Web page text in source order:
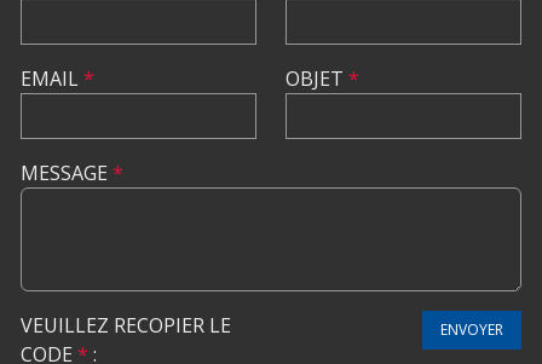
EMAIL* OBJET *
MESSAGE *
VEUILLEZ RECOPIER LE
CODE * :
ENVOYER